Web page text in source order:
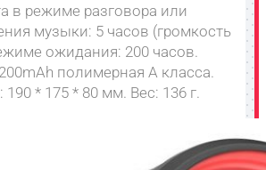
в режиме разговора или
музыки: 5 часов (громкость
ожидания: 200 часов.
полимерная А класса.
190 * 175 * 80 мм. Вес: 136 г.